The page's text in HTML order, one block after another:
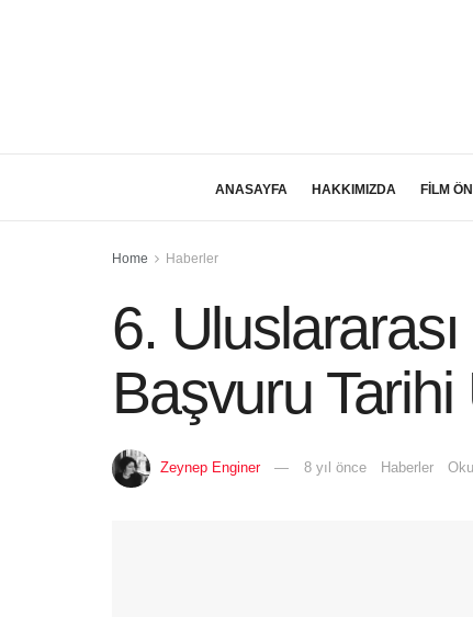
ANASAYFA HAKKIMIZDA FİLM
Home Haberler
6.
Başvuru Tarihi
Zeynep Enginer 8 yıl önce Haberler